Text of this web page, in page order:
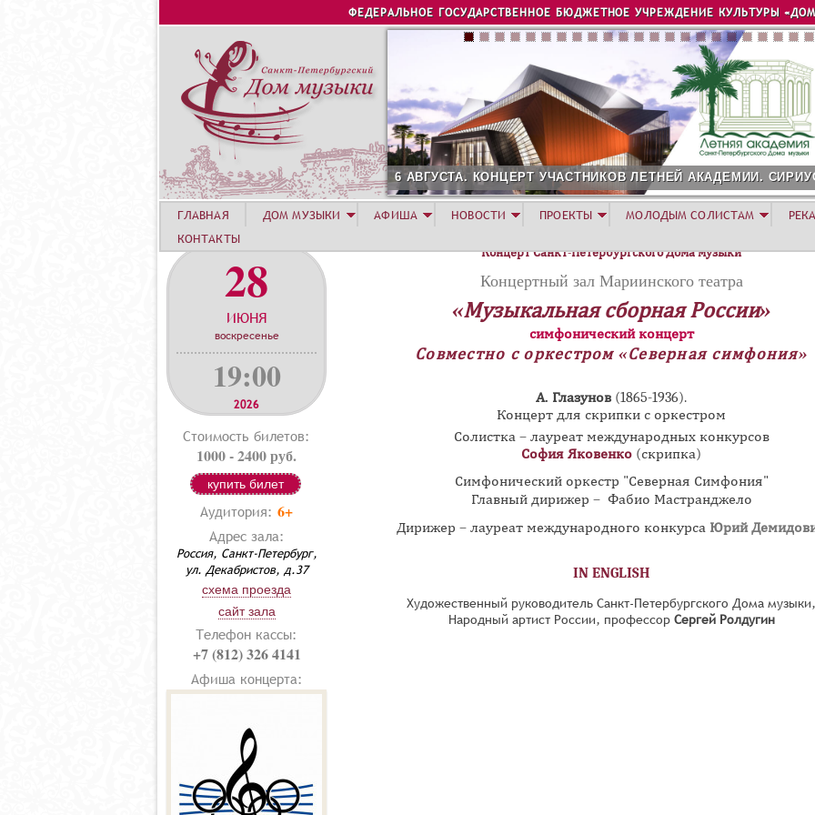
Jump to navigation
ФЕДЕРАЛЬНОЕ ГОСУДАРСТВЕННОЕ БЮДЖЕТНОЕ УЧРЕЖДЕНИЕ КУЛЬТУРЫ
6 АВГУСТА. КОНЦЕРТ УЧАСТНИКОВ ЛЕТНЕЙ АКАДЕМИИ.
28
ИЮНЯ
воскресенье
19:00
2026
Стоимость билетов:
1000 - 2400 руб.
купить билет
Аудитория: 6+
Адрес зала:
Россия, Санкт-Петербург,
ул. Декабристов, д.37
схема проезда
сайт зала
Телефон кассы:
+7 (812) 326 4141
Афиша концерта:
Концерт Санкт-Петербургского Дома музыки
Концертный зал Мариинского театра
«Музыкальная сборная России»
симфонический концерт
Совместно с оркестром «Северная симфония»
А. Глазунов (1865-1936).
Концерт для скрипки с оркестром
Солистка – лауреат международных конкурсов
София Яковенко (скрипка)
Симфонический оркестр "Северная Симфония"
Главный дирижер – Фабио Мастранджело
Дирижер – лауреат международного конкурса Юрий
IN ENGLISH
Художественный руководитель Санкт-Петербургского Дома музыки,
Народный артист России, профессор Сергей Ролдугин
ГЛАВНАЯ ДОМ МУЗЫКИ АФИША НОВОСТИ ПРОЕКТЫ МОЛОДЫМ СОЛИСТАМ
КОНТАКТЫ